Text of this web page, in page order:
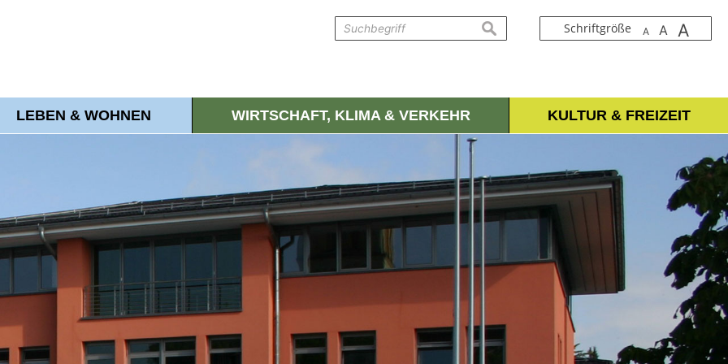
Schriftgröße A A A
suchen
LEBEN & WOHNEN WIRTSCHAFT, KLIMA & VERKEHR KULTUR & FREIZEIT